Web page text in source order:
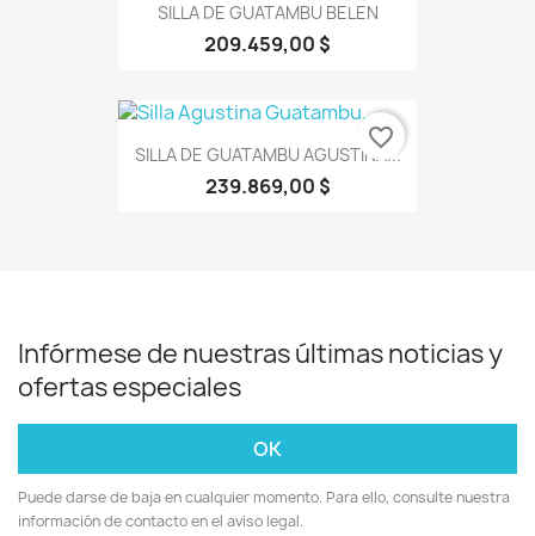
SILLA DE GUATAMBU BELEN
209.459,00 $
SILLA DE GUATAMBU AGUSTINA...
239.869,00 $
favorite_border
Infórmese de nuestras últimas noticias y
ofertas especiales
Puede darse de baja en cualquier momento. Para ello, consulte nuestra
información de contacto en el aviso legal.